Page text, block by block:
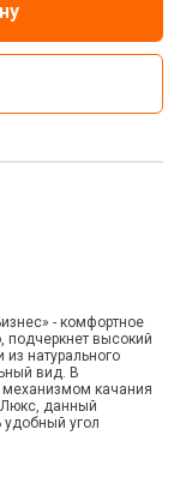
- комфортное
высокий
натурального
вид. В
механизмом качания
Люкс, данный
удобный угол